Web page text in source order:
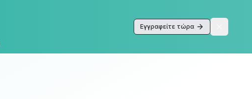
Εγγραφείτε τώρα